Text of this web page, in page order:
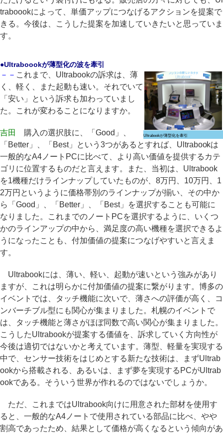
traboookによって、単価アップにつなげるアクションを提案で
きる。今後は、こうした提案を加速していきたいと思っていま
す。
●Ultraboookが薄型化の波を牽引
Ultrabookが薄型化を牽引
－－ これまで、Ultrabookの訴求は、薄
く、軽く、また起動も速い。それでいて
「安い」という訴求も加わっていまし
た。これが変わることになりますか。
吉田 購入の選択肢に、「Good」、
「Better」、「Best」という3つがあるとすれば、Ultrabookは
一般的なA4ノートPCに比べて、より高い価値を提供するカテ
ゴリに位置するものだと言えます。また、当初は、Ultrabook
を1機種だけラインナップしていたものが、8万円、10万円、1
2万円というように価格帯別のラインナップが揃い、その中か
ら「Good」、「Better」、「Best」を選択することも可能に
なりました。これまでのノートPCを選択するように、いくつ
かのラインアップの中から、満足度の高い機種を選択できるよ
うになったことも、付加価値の提案につなげやすいと言えま
す。
Ultrabookには、薄い、軽い、起動が速いという強みがあり
ますが、これは明らかに付加価値の提案に繋がります。博多の
イベントでは、タッチ機能に次いで、薄さへの評価が高く、コ
ンバーチブル型にも関心が集まりました。札幌のイベントで
は、タッチ機能と薄さがほぼ同数で高い関心が集まりました。
こうしたUltrabookが提案する価値を、訴求していく方向性が
今後は適切ではないかと考えています。薄型、軽量を実現する
中で、センサー技術をはじめとする新たな技術は、まずUltrab
ookから搭載される、あるいは、まず夢を実現するPCがUltrab
ookである。そういう世界が作れるのではないでしょうか。
ただ、これまではUltrabook向けに用意された部材を使用す
ると、一般的なA4ノートで使用されている部品に比べ、やや
割高であったため、結果として価格が高くなるという傾向があ